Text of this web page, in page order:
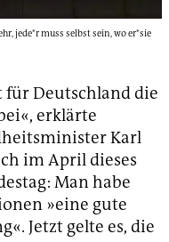
jede*r muss selbst sein, wo er*sie
für Deutschland die
erklärte
Karl
im April dieses
Man habe
»eine gute
Jetzt gelte es, die